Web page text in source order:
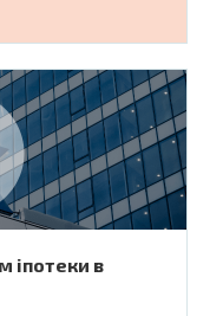
іпотеки в